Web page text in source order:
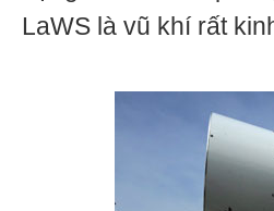
LaWS là vũ khí rất